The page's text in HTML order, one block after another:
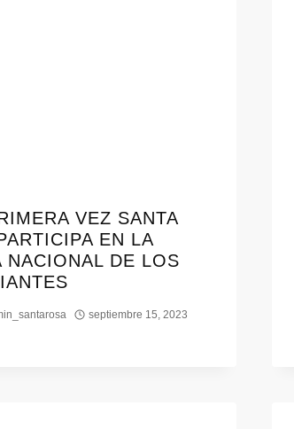
VEZ SANTA
EN LA
NACIONAL DE LOS
septiembre 15, 2023